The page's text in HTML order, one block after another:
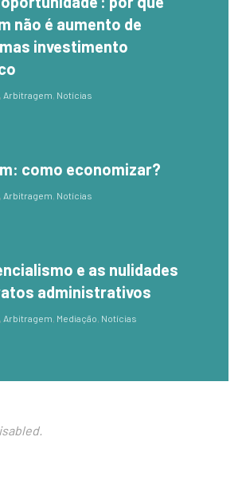
não é aumento de
investimento
, Arbitragem, Notícias
como economizar?
, Arbitragem, Notícias
e as nulidades
administrativos
, Arbitragem, Mediação, Notícias